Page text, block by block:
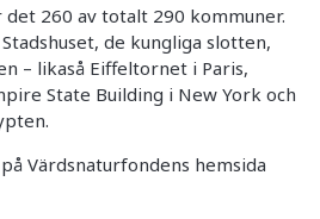
260 av totalt 290 kommuner.
de kungliga slotten,
– likaså Eiffeltornet i Paris,
State Building i New York och
Värdsnaturfondens hemsida